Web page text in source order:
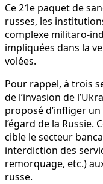
Ce 21e paquet de
russes, les
complexe militaro-
impliquées dans la
volées.
Pour rappel, à trois
de l’invasion de
proposé d’infliger
l’égard de la
cible le secteur
interdiction des
remorquage, etc.)
russe.